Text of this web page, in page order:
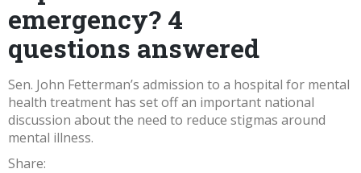
TRENDY
NEWS
ESPAÑOL
emergency? 4
questions answered
Sen. John Fetterman’s admission to a hospital for mental
health treatment has set off an important national
discussion about the need to reduce stigmas around
mental illness.
Share: